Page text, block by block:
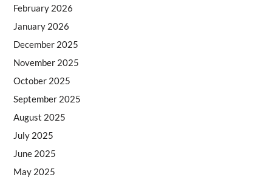
February 2026
January 2026
December 2025
November 2025
October 2025
September 2025
August 2025
July 2025
June 2025
May 2025